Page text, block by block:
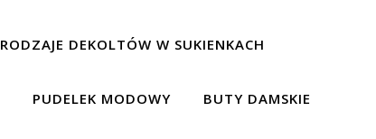
RODZAJE DEKOLTÓW W SUKIENKACH
PUDELEK MODOWY BUTY DAMSKIE